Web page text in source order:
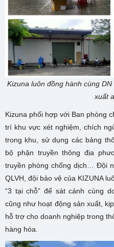
Kizuna luôn đồng hành cùng
xuất
Kizuna phối hợp với Ban phòng
trí khu vực xét nghiệm, chích
trong khu, sử dụng các bảng
bộ phận truyền thông địa
truyền phòng chống dịch… Đội
QLVH, đội bảo vệ của KIZUNA
“3 tại chỗ” để sát cánh cùng
cũng như hoạt động sản xuất,
hỗ trợ cho doanh nghiệp trong
hàng hóa.